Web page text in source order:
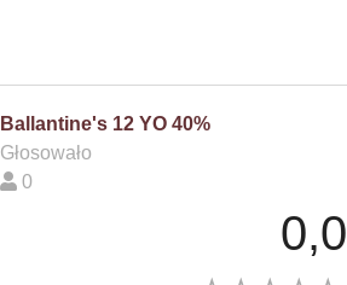
Ballantine's 12 YO 40%
Głosowało
0
0,0